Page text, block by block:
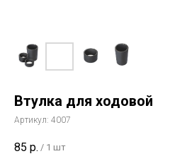
Втулка для ходовой
Артикул: 4007
85 р. / 1 шт